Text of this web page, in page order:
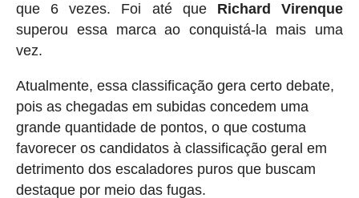
que 6 vezes. Foi até que Richard Virenque
superou essa marca ao conquistá-la mais uma
vez.
Atualmente, essa classificação gera certo debate,
pois as chegadas em subidas concedem uma
grande quantidade de pontos, o que costuma
favorecer os candidatos à classificação geral em
detrimento dos escaladores puros que buscam
destaque por meio das fugas.